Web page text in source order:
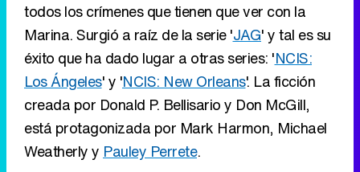
todos los crímenes que tienen que ver con la
Marina. Surgió a raíz de la serie 'JAG' y tal es su
éxito que ha dado lugar a otras series: 'NCIS:
Los Ángeles' y 'NCIS: New Orleans'. La ficción
creada por Donald P. Bellisario y Don McGill,
está protagonizada por Mark Harmon, Michael
Weatherly y Pauley Perrete.